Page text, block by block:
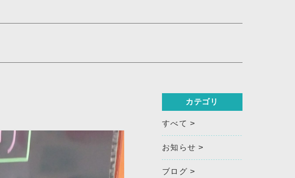
カテゴリ
すべて
お知らせ
ブログ